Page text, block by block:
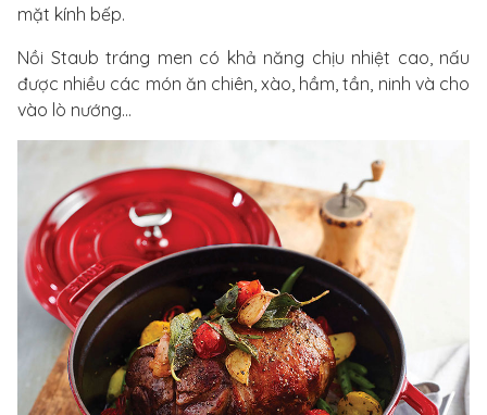
mặt kính bếp.
Nồi Staub tráng men có khả năng chịu nhiệt cao, nấu
được nhiều các món ăn chiên, xào, hầm, tần, ninh và cho
vào lò nướng…